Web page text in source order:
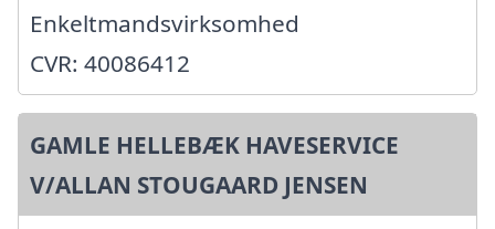
Enkeltmandsvirksomhed
CVR: 40086412
GAMLE HELLEBÆK HAVESERVICE
V/ALLAN STOUGAARD JENSEN